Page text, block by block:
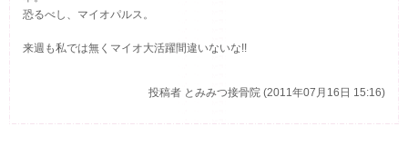
恐るべし、マイオパルス。
来週も私では無くマイオ大活躍間違いないな!!
投稿者 とみみつ接骨院 (2011年07月16日 15:16)